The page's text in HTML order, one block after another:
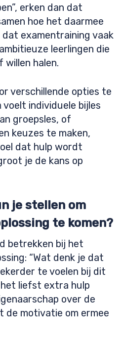
erken dan dat
hoe het daarmee
examentraining vaak
leerlingen die
halen.
verschillende opties te
voelt individuele bijles
groepsles, of
keuzes te maken,
dat hulp wordt
je de kans op
je stellen om
te komen?
betrekken bij het
“Wat denk je dat
te voelen bij dit
het liefst extra hulp
over de
de motivatie om ermee